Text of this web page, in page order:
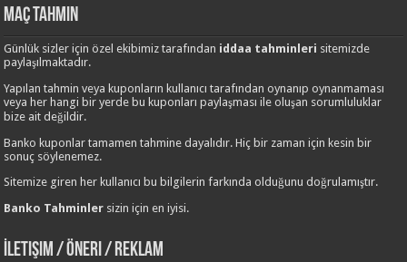
Maç Tahmin
Günlük sizler için özel ekibimiz tarafından iddaa tahminleri sitemizde
paylaşılmaktadır.
Yapılan tahmin veya kuponların kullanıcı tarafından oynanıp oynanmaması
veya her hangi bir yerde bu kuponları paylaşması ile oluşan sorumluluklar
bize ait değildir.
Banko kuponlar tamamen tahmine dayalıdır. Hiç bir zaman için kesin bir
sonuç söylenemez.
Sitemize giren her kullanıcı bu bilgilerin farkında olduğunu doğrulamıştır.
Banko Tahminler sizin için en iyisi.
İletişim / Öneri / Reklam